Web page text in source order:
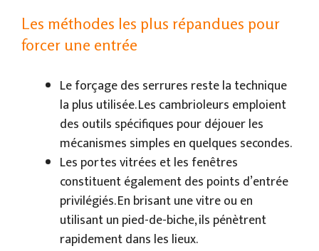
Les méthodes les plus répandues pour
forcer une entrée
Le forçage des serrures reste la technique
la plus utilisée. Les cambrioleurs emploient
des outils spécifiques pour déjouer les
mécanismes simples en quelques secondes.
Les portes vitrées et les fenêtres
constituent également des points d’entrée
privilégiés. En brisant une vitre ou en
utilisant un pied-de-biche, ils pénètrent
rapidement dans les lieux.